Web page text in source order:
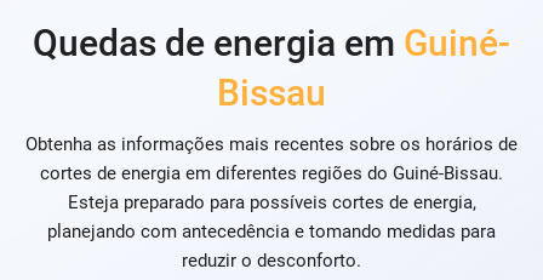
Quedas de energia em Guiné-
Bissau
Obtenha as informações mais recentes sobre os horários de
cortes de energia em diferentes regiões do Guiné-Bissau.
Esteja preparado para possíveis cortes de energia,
planejando com antecedência e tomando medidas para
reduzir o desconforto.